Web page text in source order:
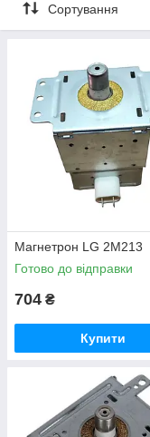
Сортування
Магнетрон LG 2M213
Готово до відправки
704 ₴
Купити